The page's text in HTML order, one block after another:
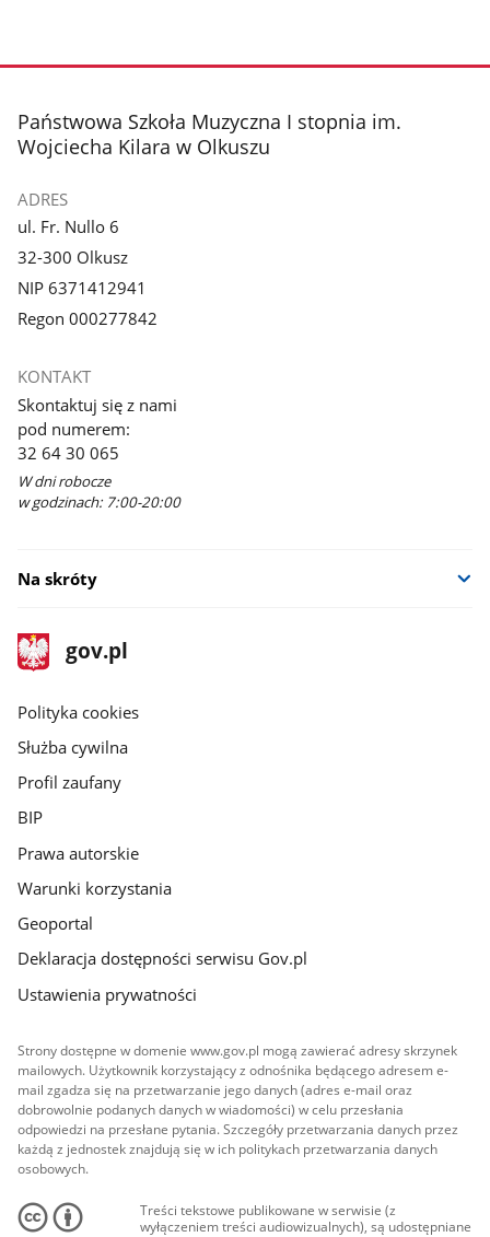
stopka
Państwowa Szkoła Muzyczna I stopnia im.
Wojciecha Kilara w Olkuszu
ADRES
ul. Fr. Nullo 6
32-300 Olkusz
NIP 6371412941
Regon 000277842
KONTAKT
Skontaktuj się z nami
pod numerem:
32 64 30 065
W dni robocze
w godzinach: 7:00-20:00
Na skróty
stopka
gov.pl
Strona
gov.pl
gov.pl
Polityka cookies
Służba cywilna
Profil zaufany
BIP
Prawa autorskie
Warunki korzystania
Geoportal
Deklaracja dostępności serwisu Gov.pl
Ustawienia prywatności
Strony dostępne w domenie www.gov.pl mogą zawierać adresy skrzynek
mailowych. Użytkownik korzystający z odnośnika będącego adresem e-
mail zgadza się na przetwarzanie jego danych (adres e-mail oraz
dobrowolnie podanych danych w wiadomości) w celu przesłania
odpowiedzi na przesłane pytania. Szczegóły przetwarzania danych przez
każdą z jednostek znajdują się w ich politykach przetwarzania danych
osobowych.
Treści tekstowe publikowane w serwisie (z
wyłączeniem treści audiowizualnych), są udostępniane